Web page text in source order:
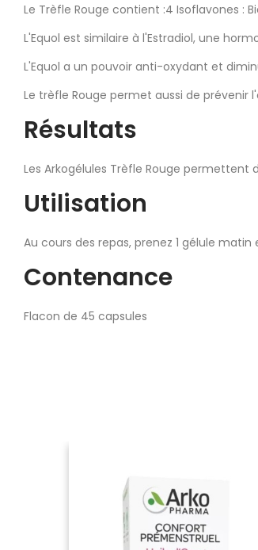
Le Trèfle Rouge contient :4 Isoflavones :
L'Equol est similaire à l'Estradiol, une
L'Equol a un pouvoir anti-oxydant et
Le trèfle Rouge permet aussi de prévenir
Résultats
Les Arkogélules Trèfle Rouge
Utilisation
Au cours des repas, prenez 1 gélule matin
Contenance
Flacon de 45 capsules